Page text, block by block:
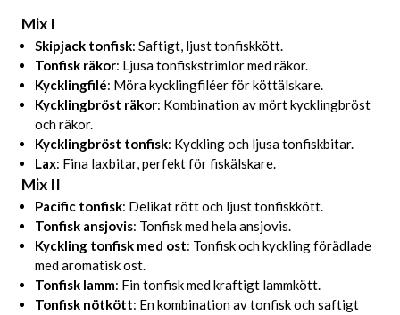
Mix I
Skipjack tonfisk: Saftigt, ljust tonfiskkött.
Tonfisk räkor: Ljusa tonfiskstrimlor med räkor.
Kycklingfilé: Möra kycklingfiléer för köttälskare.
Kycklingbröst räkor: Kombination av mört kycklingbröst
och räkor.
Kycklingbröst tonfisk: Kyckling och ljusa tonfiskbitar.
Lax: Fina laxbitar, perfekt för fiskälskare.
Mix II
Pacific tonfisk: Delikat rött och ljust tonfiskkött.
Tonfisk ansjovis: Tonfisk med hela ansjovis.
Kyckling tonfisk med ost: Tonfisk och kyckling förädlade
med aromatisk ost.
Tonfisk lamm: Fin tonfisk med kraftigt lammkött.
Tonfisk nötkött: En kombination av tonfisk och saftigt